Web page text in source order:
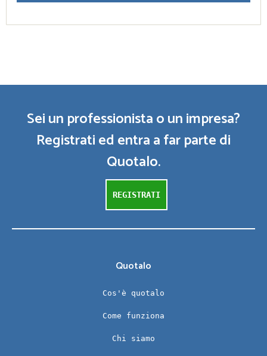
Sei un professionista o un impresa?
Registrati ed entra a far parte di
Quotalo.
REGISTRATI
Quotalo
Cos'è quotalo
Come funziona
Chi siamo